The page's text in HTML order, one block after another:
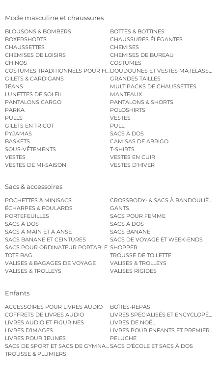
Mode masculine et chaussures
BLOUSONS & BOMBERS
BOTTES & BOTTINES
BOXERSHORTS
CHAUSSURES ÉLÉGANTES
CHAUSSETTES
CHEMISES
CHEMISES DE LOISIRS
CHEMISES DE BUREAU
CHINOS
COSTUMES
COSTUMES TRADITIONNELS POUR HOMMEDOUDOUNES ET VESTES MATELASSÉES
GILETS & CARDIGANS
GRANDES TAILLES
JEANS
MULTIPACKS DE CHAUSSETTES
LUNETTES DE SOLEIL
MANTEAUX
PANTALONS CARGO
PANTALONS & SHORTS
PARKA
POLOSHIRTS
PULLS
VESTES
GILETS EN TRICOT
PULL
PYJAMAS
SACS À DOS
BASKETS
CAMISAS DE ABRIGO
SOUS-VÊTEMENTS
T-SHIRTS
VESTES
VESTES EN CUIR
VESTES DE MI-SAISON
VESTES D’HIVER
Sacs & accessoires
POCHETTES & MINISACS
CROSSBODY- & SACS À BANDOULIÈRE
ÉCHARPES & FOULARDS
GANTS
PORTEFEUILLES
SACS POUR FEMME
SACS À DOS
SACS À DOS
SACS À MAIN ET À ANSE
SACS BANANE
SACS BANANE ET CEINTURES
SACS DE VOYAGE ET WEEK-ENDS
SACS POUR ORDINATEUR PORTABLE SHOPPER
TOTE BAG
TROUSSE DE TOILETTE
VALISES & BAGAGES DE VOYAGE
VALISES & TROLLEYS
VALISES & TROLLEYS
VALISES RIGIDES
Enfants
ACCESSOIRES POUR LIVRES AUDIO
BOÎTES-REPAS
COFFRETS DE LIVRES AUDIO
LIVRES SPÉCIALISÉS ET
LIVRES AUDIO ET FIGURINES
LIVRES DE NOËL
LIVRES D’IMAGES
LIVRES POUR ENFANTS ET PREMIERS
LIVRES POUR JEUNES
PELUCHE
SACS DE SPORT ET SACS DE GYMNASTIQUESACS D’ÉCOLE ET SACS À DOS
TROUSSE & PLUMIERS